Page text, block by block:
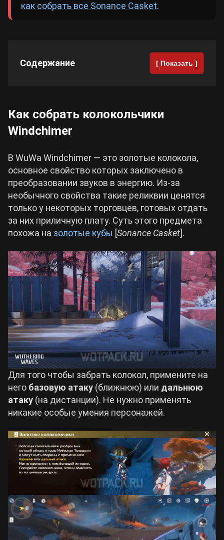
как собрать все Sonance Casket.
Содержание [ Показать ]
Как собрать колокольчики
Windchimer
В WuWa Windchimer — это золотые колокола,
основное свойство которых заключено в
преобразовании звуков в энергию. Из-за
необычного свойства такие реликвии ценятся
только у некоторых торговцев, готовых отдать
за них приличную плату. Суть этого предмета
похожа на золотые кубы [Sonance Casket].
Для того чтобы забрать колокол, примените на
него базовую атаку (ближнюю) или дальнюю
атаку (на дистанции). Не нужно применять
никакие особые умения персонажей.